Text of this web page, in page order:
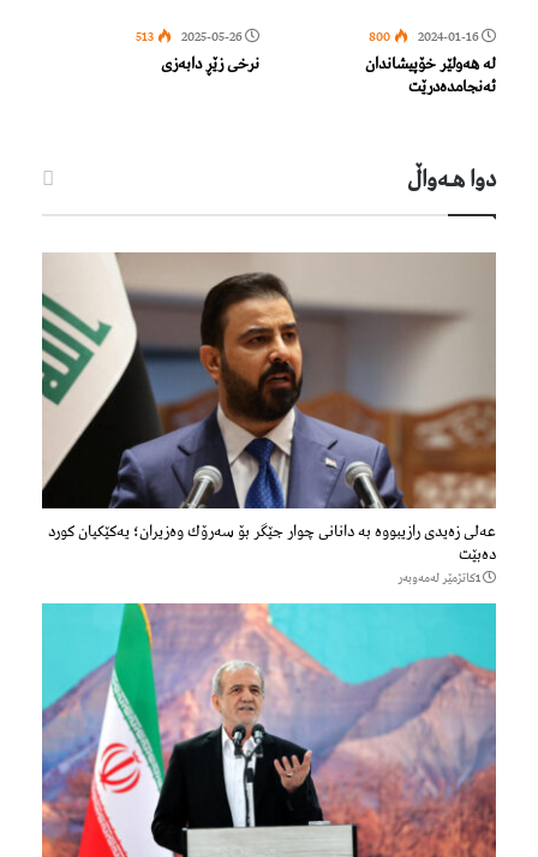
2024-01-16
800
لە هەولێر خۆپیشاندان
ئەنجامدەدرێت
2025-05-26
513
نرخی زێڕ دابەزی
دوا هـه‌واڵ
عەلی زەیدی رازیبووە بە دانانی چوار جێگر بۆ سەرۆك وەزیران؛ یەكێكیان كورد
دەبێت
1كاتژمێر لەمەوبەر